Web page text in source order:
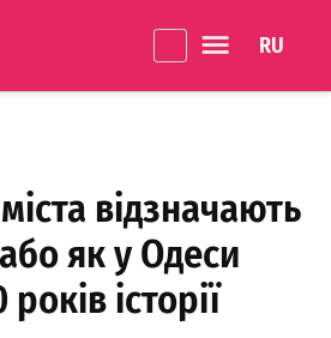
Життя
відзначають
як у Одеси
історії